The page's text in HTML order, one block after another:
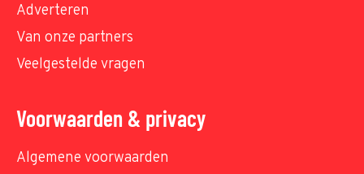
Adverteren
Van onze partners
Veelgestelde vragen
Voorwaarden & privacy
Algemene voorwaarden